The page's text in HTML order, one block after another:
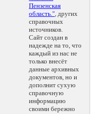
Пензенская
область.", других
справочных
источников.
Сайт создан в
надежде на то, что
каждый из нас не
только внесёт
данные архивных
документов, но и
дополнит сухую
справочную
информацию
своими бережно